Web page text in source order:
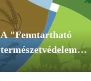
helyreállítása a
erdőben
A "Fenntartható
természetvédelem
magyarországi Natura